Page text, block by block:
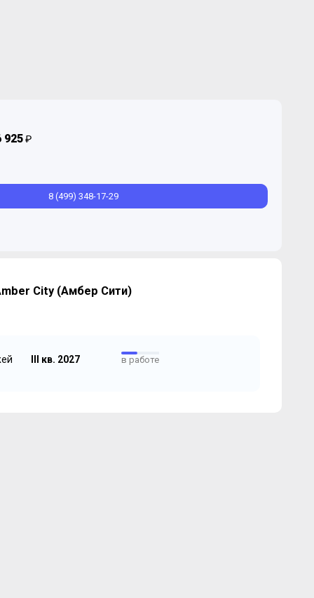
925₽
8 (499) 348-17-29
City (Амбер Сити)
III кв. 2027 в работе